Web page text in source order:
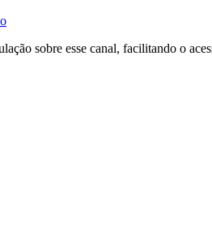
sobre esse canal, facilitando o